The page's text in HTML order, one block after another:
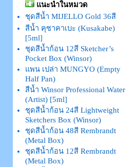
แนะนำในหมวด
ชุดสีน้ำ MIJELLO Gold 36สี
สีน้ำ คุซาคาเบะ (Kusakabe)
[5ml]
ชุดสีน้ำก้อน 12สี Sketcher’s
Pocket Box (Winsor)
แพน เปล่า MUNGYO (Empty
Half Pan)
สีน้ำ Winsor Professional Water
(Artist) [5ml]
ชุดสีน้ำก้อน 24สี Lightweight
Sketchers Box (Winsor)
ชุดสีน้ำก้อน 48สี Rembrandt
(Metal Box)
ชุดสีน้ำก้อน 12สี Rembrandt
(Metal Box)